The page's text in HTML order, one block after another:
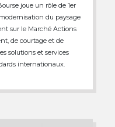
joue un rôle de 1er
du paysage
sur le Marché Actions
de courtage et de
solutions et services
internationaux.